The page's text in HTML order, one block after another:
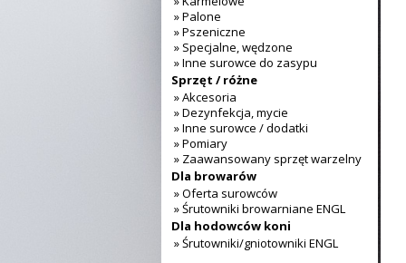
» Palone
» Pszeniczne
» Specjalne, wędzone
» Inne surowce do zasypu
Sprzęt / różne
» Akcesoria
» Dezynfekcja, mycie
» Inne surowce / dodatki
» Pomiary
» Zaawansowany sprzęt warzelny
Dla browarów
» Oferta surowców
» Śrutowniki browarniane ENGL
Dla hodowców koni
» Śrutowniki/gniotowniki ENGL